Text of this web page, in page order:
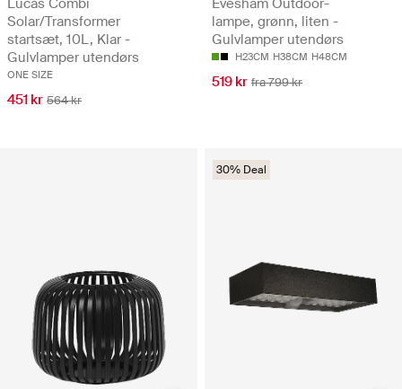
Lucas Combi
Solar/Transformer
startsæt, 10L, Klar -
Gulvlamper utendørs
ONE SIZE
451 kr 564 kr
Evesham Outdoor-
lampe, grønn, liten -
Gulvlamper utendørs
H23CM H38CM H48CM
519 kr fra 799 kr
30% Deal